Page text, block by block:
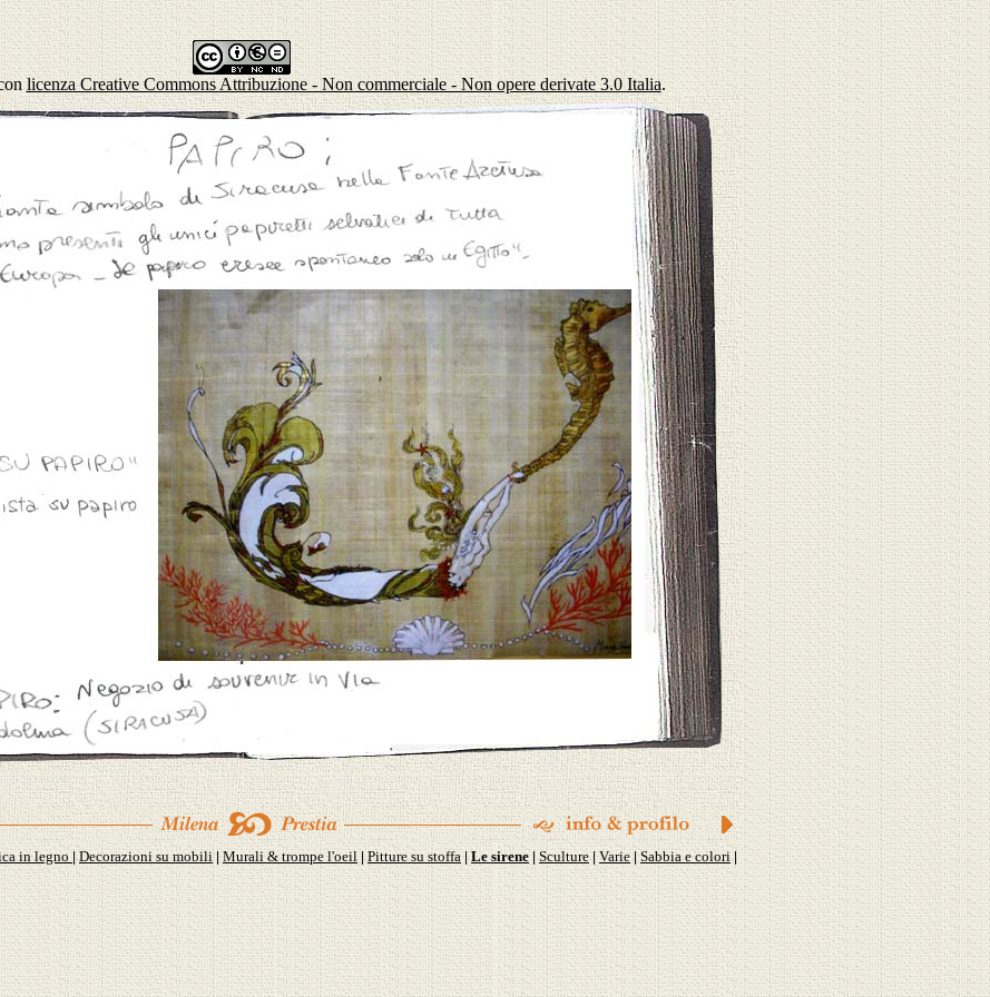
licenza Creative Commons Attribuzione - Non commerciale - Non opere derivate 3.0 Italia.
in legno |Decorazioni su mobili |Murali & trompe l'oeil |Pitture su stoffa |Le sirene Sculture |Varie |Sabbia e colori |